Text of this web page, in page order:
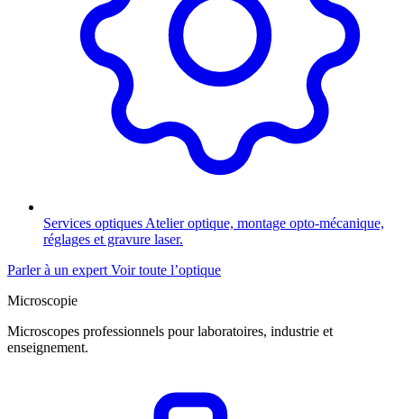
Services optiques Atelier optique, montage opto-mécanique,
réglages et gravure laser.
Parler à un expert Voir toute l’optique
Microscopie
Microscopes professionnels pour laboratoires, industrie et
enseignement.